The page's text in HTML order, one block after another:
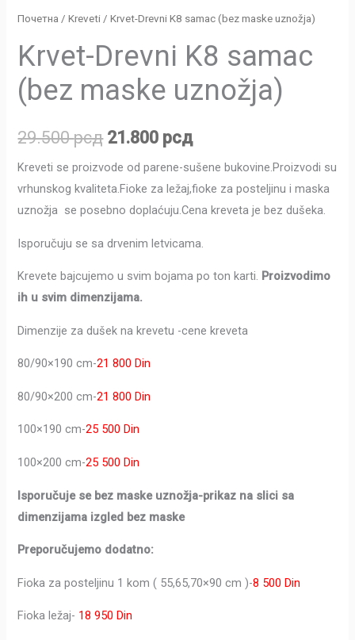
Почетна /Kreveti / Krvet-Drevni K8 samac (bez maske uznožja)
Krvet-Drevni K8 samac
(bez maske uznožja)
29.500рсд 21.800 рсд
Kreveti se proizvode od parene-sušene bukovine.Proizvodi su
vrhunskog kvaliteta.Fioke za ležaj,fioke za posteljinu i maska
uznožja se posebno doplaćuju.Cena kreveta je bez dušeka.
Isporučuju se sa drvenim letvicama.
Krevete bajcujemo u svim bojama po ton karti. Proizvodimo
ih u svim dimenzijama.
Dimenzije za dušek na krevetu -cene kreveta
80/90×190 cm-21 800 Din
80/90×200 cm-21 800 Din
100×190 cm-25 500 Din
100×200 cm-25 500 Din
Isporučuje se bez maske uznožja-prikaz na slici sa
dimenzijama izgled bez maske
Preporučujemo dodatno:
Fioka za posteljinu 1 kom ( 55,65,70×90 cm )-8 500 Din
Fioka ležaj- 18 950 Din